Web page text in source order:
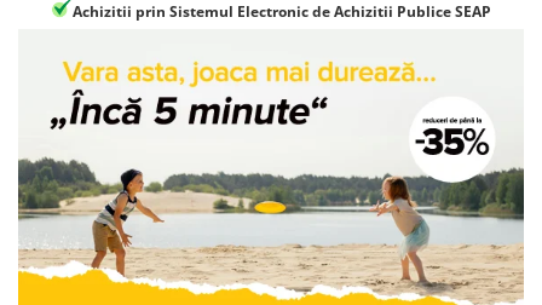
Achizitii prin Sistemul Electronic de Achizitii Publice SEAP